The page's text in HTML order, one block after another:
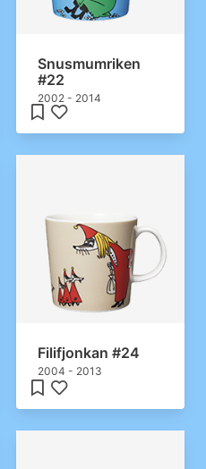
Snusmumriken
#22
2002 - 2014
Filifjonkan #24
2004 - 2013